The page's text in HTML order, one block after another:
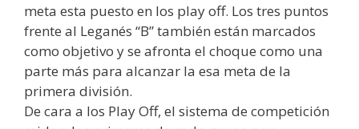
meta esta puesto en los play off. Los tres puntos
frente al Leganés “B” también están marcados
como objetivo y se afronta el choque como una
parte más para alcanzar la esa meta de la
primera división.
De cara a los Play Off, el sistema de competición